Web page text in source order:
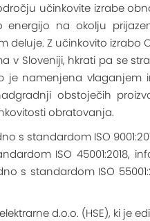
učinkovite izrabe
na okolju
Z učinkovito izrabo
v Sloveniji, hkrati pa se
je namenjena vlaganjem
obstoječih
obratovanja.
s standardom ISO
ISO 45001:2018,
s standardom ISO
d.o.o. (HSE), ki je